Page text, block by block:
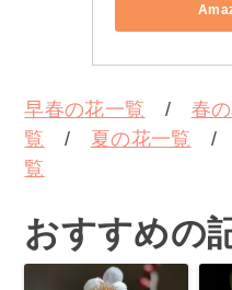
早春の花一覧 / 春
覧 / 夏の花一覧 /
覧
おすすめの